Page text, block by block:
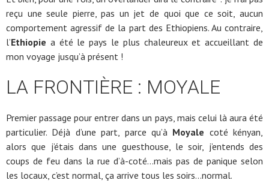
reçu une seule pierre, pas un jet de quoi que ce soit, aucun
comportement agressif de la part des Ethiopiens. Au contraire,
l’Ethiopie a été le pays le plus chaleureux et accueillant de
mon voyage jusqu’à présent !
LA FRONTIÈRE : MOYALE
Premier passage pour entrer dans un pays, mais celui là aura été
particulier. Déjà d’une part, parce qu’à Moyale coté kényan,
alors que j’étais dans une guesthouse, le soir, j’entends des
coups de feu dans la rue d’à-coté…mais pas de panique selon
les locaux, c’est normal, ça arrive tous les soirs…normal.